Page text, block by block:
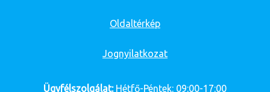
Oldaltérkép
Jognyilatkozat
Ügyfélszolgálat:Hétfő-Péntek: 09:00-17:00